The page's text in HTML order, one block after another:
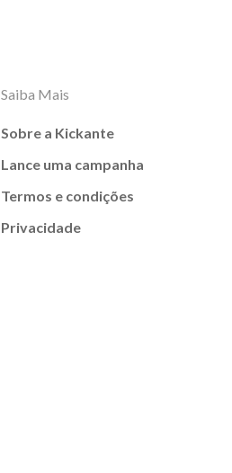
Saiba Mais
Sobre a Kickante
Lance uma campanha
Termos e condições
Privacidade